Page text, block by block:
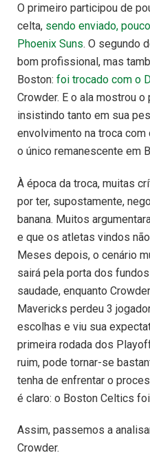
O primeiro participou de
celta, sendo enviado,
Phoenix Suns. O segundo
bom profissional, mas
Boston: foi trocado com o
Crowder. E o ala mostrou
insistindo tanto em sua
envolvimento na troca
o único remanescente em
À época da troca, muitas
por ter, supostamente,
banana. Muitos
e que os atletas vindos
Meses depois, o cenário
sairá pela porta dos
saudade, enquanto
Mavericks perdeu 3
escolhas e viu sua
primeira rodada dos
ruim, pode tornar-se
tenha de enfrentar o
é claro: o Boston Celtics
Assim, passemos a
Crowder.